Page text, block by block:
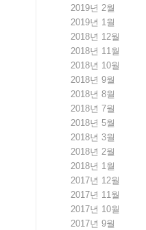
2019년 2월
2019년 1월
2018년 12월
2018년 11월
2018년 10월
2018년 9월
2018년 8월
2018년 7월
2018년 5월
2018년 3월
2018년 2월
2018년 1월
2017년 12월
2017년 11월
2017년 10월
2017년 9월